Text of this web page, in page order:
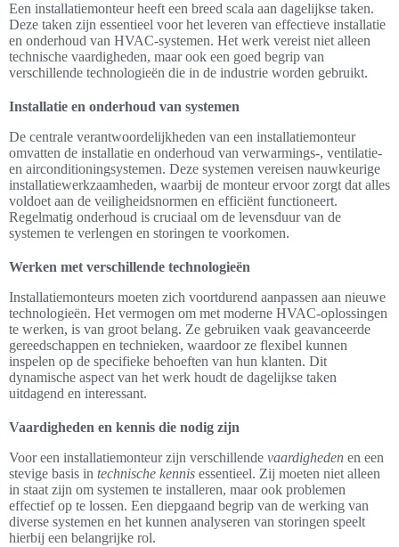
Een installatiemonteur heeft een breed scala aan dagelijkse taken.
Deze taken zijn essentieel voor het leveren van effectieve installatie
en onderhoud van HVAC-systemen. Het werk vereist niet alleen
technische vaardigheden, maar ook een goed begrip van
verschillende technologieën die in de industrie worden gebruikt.
Installatie en onderhoud van systemen
De centrale verantwoordelijkheden van een installatiemonteur
omvatten de installatie en onderhoud van verwarmings-, ventilatie-
en airconditioningsystemen. Deze systemen vereisen nauwkeurige
installatiewerkzaamheden, waarbij de monteur ervoor zorgt dat alles
voldoet aan de veiligheidsnormen en efficiënt functioneert.
Regelmatig onderhoud is cruciaal om de levensduur van de
systemen te verlengen en storingen te voorkomen.
Werken met verschillende technologieën
Installatiemonteurs moeten zich voortdurend aanpassen aan nieuwe
technologieën. Het vermogen om met moderne HVAC-oplossingen
te werken, is van groot belang. Ze gebruiken vaak geavanceerde
gereedschappen en technieken, waardoor ze flexibel kunnen
inspelen op de specifieke behoeften van hun klanten. Dit
dynamische aspect van het werk houdt de dagelijkse taken
uitdagend en interessant.
Vaardigheden en kennis die nodig zijn
Voor een installatiemonteur zijn verschillende vaardigheden en een
stevige basis in technische kennis essentieel. Zij moeten niet alleen
in staat zijn om systemen te installeren, maar ook problemen
effectief op te lossen. Een diepgaand begrip van de werking van
diverse systemen en het kunnen analyseren van storingen speelt
hierbij een belangrijke rol.